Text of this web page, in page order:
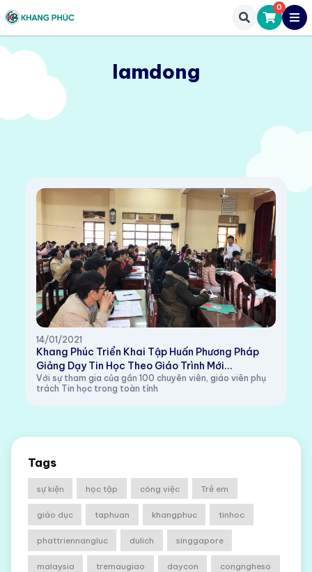
0
lamdong
14/01/2021
Khang Phúc Triển Khai Tập Huấn Phương Pháp
Giảng Dạy Tin Học Theo Giáo Trình Mới...
Với sự tham gia của gần 100 chuyên viên, giáo viên phụ
trách Tin học trong toàn tỉnh
Tags
sự kiện học tập công việc Trẻ em
giáo dục taphuan khangphuc tinhoc
phattriennangluc dulich singgapore
malaysia tremaugiao daycon congngheso